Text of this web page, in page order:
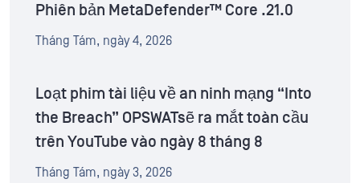
Phiên bản MetaDefender™ Core .21.0
Tháng Tám, ngày 4, 2026
Loạt phim tài liệu về an ninh mạng “Into
the Breach” OPSWATsẽ ra mắt toàn cầu
trên YouTube vào ngày 8 tháng 8
Tháng Tám, ngày 3, 2026